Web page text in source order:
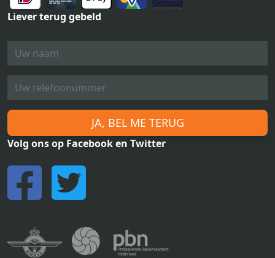
Liever terug gebeld
JA, BEL ME TERUG
Volg ons op Facebook en Twitter